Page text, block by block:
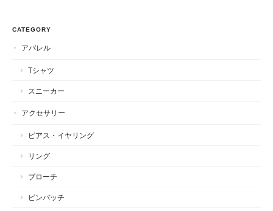
CATEGORY
アパレル
Tシャツ
スニーカー
アクセサリー
ピアス・イヤリング
リング
ブローチ
ピンバッチ